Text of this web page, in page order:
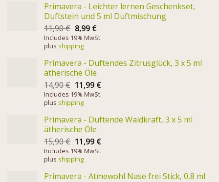
Primavera - Leichter lernen Geschenkset,
Duftstein und 5 ml Duftmischung
11,90€ 8,99 €
Includes 19% MwSt.
plus shipping
Primavera - Duftendes Zitrusglück, 3 x 5 ml
ätherische Öle
14,90€ 11,99 €
Includes 19% MwSt.
plus shipping
Primavera - Duftende Waldkraft, 3 x 5 ml
ätherische Öle
15,90€ 11,99 €
Includes 19% MwSt.
plus shipping
Primavera - Atmewohl Nase frei Stick, 0,8 ml